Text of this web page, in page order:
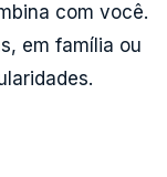
com você.
em família ou